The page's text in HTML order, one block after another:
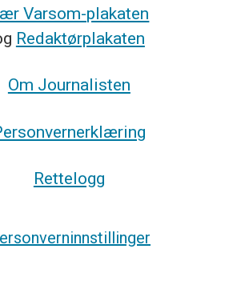
Varsom-plakaten
Redaktørplakaten
Om Journalisten
Rettelogg